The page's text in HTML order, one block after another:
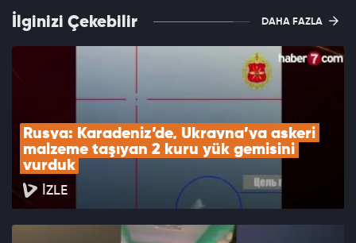
İlginizi Çekebilir DAHA FAZLA
Rusya: Karadeniz’de, Ukrayna’ya askeri
malzeme taşıyan 2 kuru yük gemisini
vurduk
İZLE